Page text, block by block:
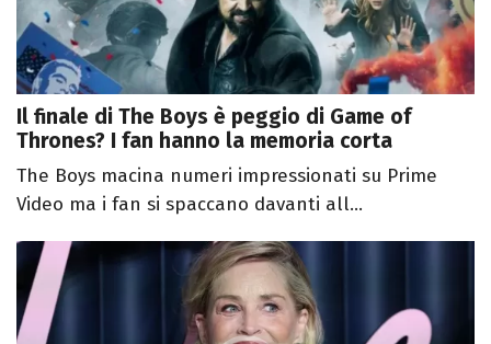
Il finale di The Boys è peggio di Game of
Thrones? I fan hanno la memoria corta
The Boys macina numeri impressionati su Prime
Video ma i fan si spaccano davanti all...